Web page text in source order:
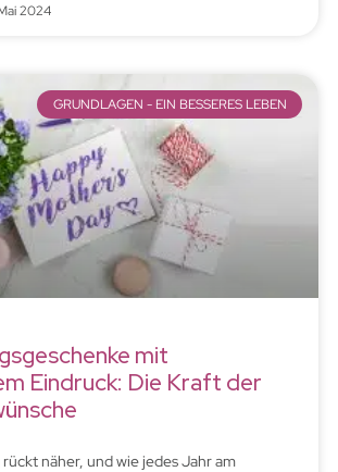
2024
GRUNDLAGEN - EIN BESSERES LEBEN
mit
Eindruck: Die Kraft der
näher, und wie jedes Jahr am